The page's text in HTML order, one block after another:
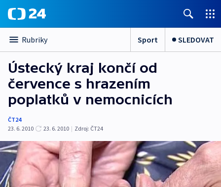
Rubriky Sport SLEDOVAT
Ústecký kraj končí od
července s hrazením
poplatků v nemocnicích
ČT24
23. 6. 2010
23. 6. 2010 | Zdroj: ČT24